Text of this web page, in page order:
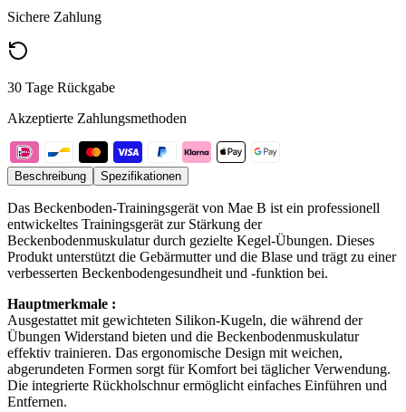
Sichere Zahlung
30 Tage Rückgabe
Akzeptierte Zahlungsmethoden
Beschreibung Spezifikationen
Das Beckenboden-Trainingsgerät von Mae B ist ein professionell
entwickeltes Trainingsgerät zur Stärkung der
Beckenbodenmuskulatur durch gezielte Kegel-Übungen. Dieses
Produkt unterstützt die Gebärmutter und die Blase und trägt zu einer
verbesserten Beckenbodengesundheit und -funktion bei.
Hauptmerkmale :
Ausgestattet mit gewichteten Silikon-Kugeln, die während der
Übungen Widerstand bieten und die Beckenbodenmuskulatur
effektiv trainieren. Das ergonomische Design mit weichen,
abgerundeten Formen sorgt für Komfort bei täglicher Verwendung.
Die integrierte Rückholschnur ermöglicht einfaches Einführen und
Entfernen.